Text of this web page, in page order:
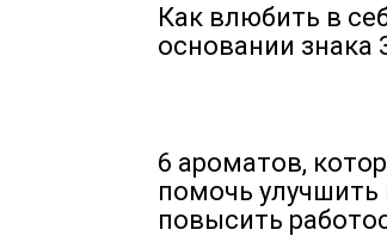
Как влюбить в
основании знака
6 ароматов,
помочь улучшить
повысить